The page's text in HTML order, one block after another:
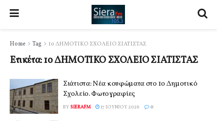
Home Tag 1ο ΔΗΜΟΤΙΚΟ ΣΧΟΛΕΙΟ ΣΙΑΤΙΣΤΑΣ
Ετικέτα:1ο ΔΗΜΟΤΙΚΟ ΣΧΟΛΕΙΟ ΣΙΑΤΙΣΤΑΣ
Σιάτιστα: Νέα κουφώματα στο 1ο Δημοτικό
Σχολείο. Φωτογραφίες
BY SIERAFM 17 ΙΟΥΝΊΟΥ 2026 0